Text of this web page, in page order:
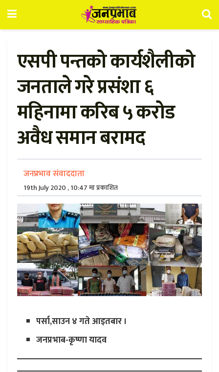
एसपी पन्तको कार्यशैलीको
जनताले गरे प्रसंशा ६
महिनामा करिब ५ करोड
अवैध समान बरामद
जनप्रभाव संवाददाता
19th July 2020 , 10:47 मा प्रकाशित
पर्सा,साउन ४ गते आइतबार ।
जनप्रभाब-कृष्णा यादव